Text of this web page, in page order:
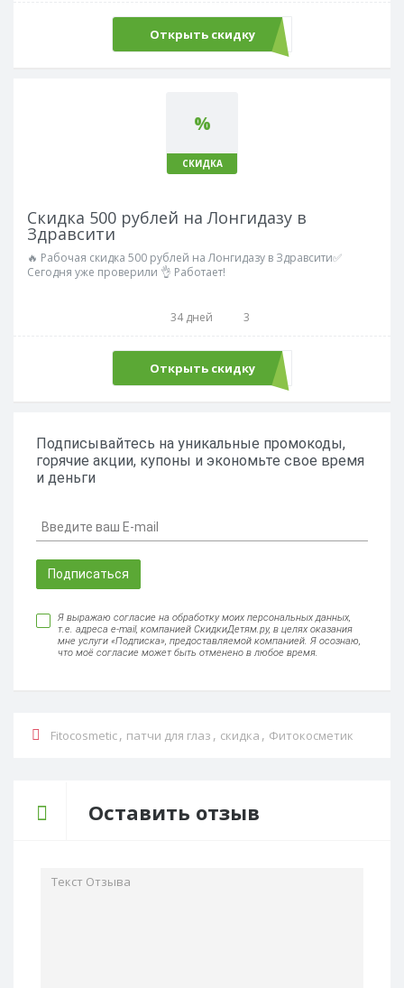
Открыть скидку
%
СКИДКА
Скидка 500 рублей на Лонгидазу в
Здравсити
🔥 Рабочая скидка 500 рублей на Лонгидазу в Здравсити✅
Сегодня уже проверили 👌 Работает!
34 дней 3
Открыть скидку
Подписывайтесь на уникальные промокоды,
горячие акции, купоны и экономьте свое время
и деньги
Подписаться
Я выражаю согласие на обработку моих персональных данных,
т.е. адреса e-mail, компанией СкидкиДетям.ру, в целях оказания
мне услуги «Подписка», предоставляемой компанией. Я осознаю,
что моё согласие может быть отменено в любое время.
Fitocosmetic, патчи для глаз , скидка , Фитокосметик
Оставить отзыв